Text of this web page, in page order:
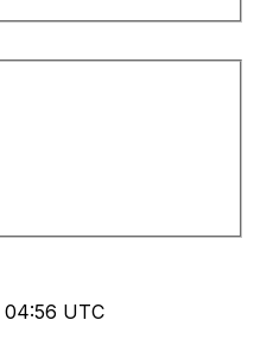
04:56 UTC